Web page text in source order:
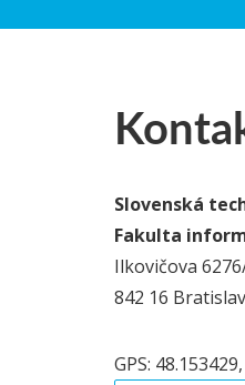
Slovenská
Fakulta
Ilkovičova
842 16
GPS: